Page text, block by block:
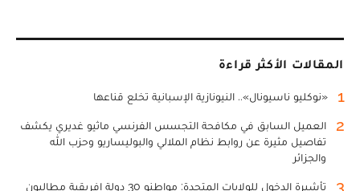
المقالات الأكثر قراءة
1 «نوكليو ناسيونال».. النيونازية الإسبانية تخلع قناعها
2
العميل السابق في مكافحة التجسس الفرنسي ماثيو غديري يكشف
تفاصيل مثيرة عن روابط نظام الملالي والبوليساريو وحزب الله
والجزائر
3
تأشيرة الدخول للولايات المتحدة: مواطنو 30 دولة إفريقية مطالبون